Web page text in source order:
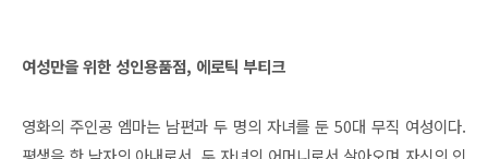
여성만을 위한 성인용품점, 에로틱 부티크
영화의 주인공 엠마는 남편과 두 명의 자녀를 둔 50대 무직 여성이다.